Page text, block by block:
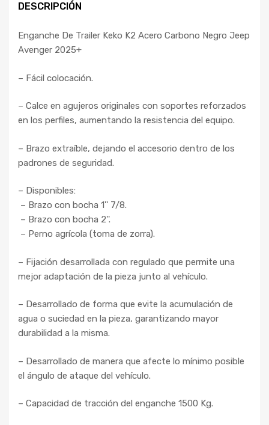
DESCRIPCIÓN
Enganche De Trailer Keko K2 Acero Carbono Negro Jeep
Avenger 2025+
– Fácil colocación.
– Calce en agujeros originales con soportes reforzados
en los perfiles, aumentando la resistencia del equipo.
– Brazo extraíble, dejando el accesorio dentro de los
padrones de seguridad.
– Disponibles:
– Brazo con bocha 1'' 7/8.
– Brazo con bocha 2''.
– Perno agrícola (toma de zorra).
– Fijación desarrollada con regulado que permite una
mejor adaptación de la pieza junto al vehículo.
– Desarrollado de forma que evite la acumulación de
agua o suciedad en la pieza, garantizando mayor
durabilidad a la misma.
– Desarrollado de manera que afecte lo mínimo posible
el ángulo de ataque del vehículo.
– Capacidad de tracción del enganche 1500 Kg.